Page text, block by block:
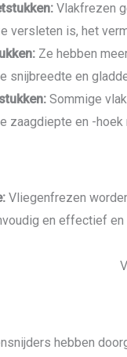
Vlakfrezen
versleten is, het
Ze hebben
snijbreedte en
Sommige
zaagdiepte en -hoek
Vliegenfrezen
en effectief
hebben